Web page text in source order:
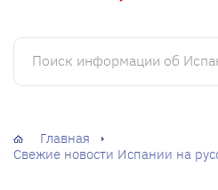
Поиск информации об Испании
Главная
Свежие новости Испании на